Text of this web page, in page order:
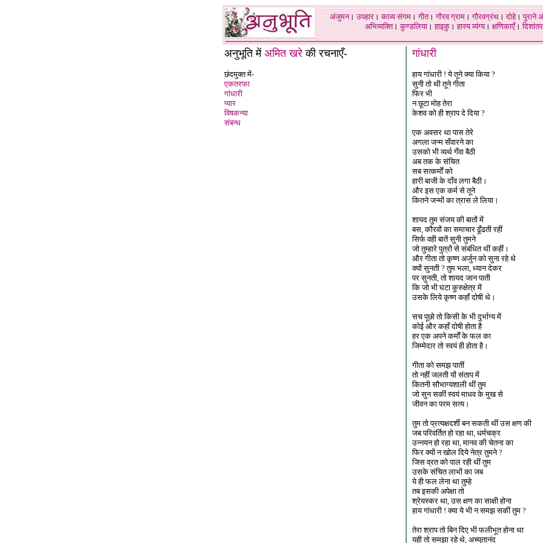
अंजुमन।उपहार।काव्य संगम।गीत।गौरव ग्राम।गौरवग्रंथ।दोहे।पुराने
अभिव्यक्ति।कुण्डलिया।हाइकु।हास्य व्यंग्य।क्षणिकाएँ।दिशांतर
अनुभूति में अमित खरे की रचनाएँ-
छंदमुक्त में-
एकतरफा
गांधारी
प्यार
विषकन्या
संबन्ध
गांधारी
हाय गांधारी ! ये तूने क्या किया ?
सुनी तो थी तूने गीता
फिर भी
न छूटा मोह तेरा
केशव को ही श्राप दे दिया ?
एक अवसर था पास तेरे
अगला जन्म सँवारने का
उसको भी व्यर्थ गँवा बैठी
अब तक के संचित
सब सत्कर्मों को
हारी बाजी के दाँव लगा बैठी।
और इस एक कर्म से तूने
कितने जन्मों का त्रास ले लिया।
शायद तुम संजय की बातों में
बस, कौरवों का समाचार ढूँढती रहीं
सिर्फ वही बातें सुनी तुमने
जो तुम्हारे पुत्रों से संबंधित थीं कहीं।
और गीता तो कृष्ण अर्जुन को सुना रहे थे
क्यों सुनती ? तुम भला, ध्यान देकर
पर सुनती, तो शायद जान पाती
कि जो भी घटा कुरुक्षेत्र में
उसके लिये कृष्ण कहाँ दोषी थे।
सच पूछो तो किसी के भी दुर्भाग्य में
कोई और कहाँ दोषी होता है
हर एक अपने कर्मों के फल का
जिम्मेदार तो स्वयं ही होता है।
गीता को समझ पातीं
तो नहीं जलती यों संताप में
कितनी सौभाग्यशाली थीं तुम
जो सुन सकीं स्वयं माधव के मुख से
जीवन का परम सत्य।
तुम तो प्रत्यक्षदर्शी बन सकती थीं उस क्षण की
जब परिवर्तित हो रहा था, धर्मचक्र
उन्नयन हो रहा था, मानव की चेतना का
फिर क्यों न खोल दिये नेत्र तुमने ?
जिस व्रत को पाल रही थीं तुम
उसके संचित लाभों का जब
ये ही फल लेना था तुम्हे
तब इसकी अपेक्षा तो
श्रेयस्कर था, उस क्षण का साक्षी होना
हाय गांधारी ! क्या ये भी न समझ सकीं तुम ?
तेरा श्राप तो बिन दिए भी फलीभूत होना था
यही तो समझा रहे थे, अच्युतानंद